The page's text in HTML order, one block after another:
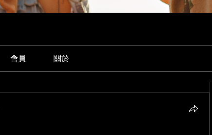
會員 關於